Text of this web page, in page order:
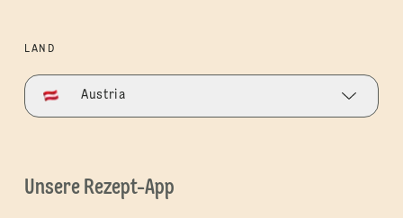
LAND
Austria
Unsere Rezept-App